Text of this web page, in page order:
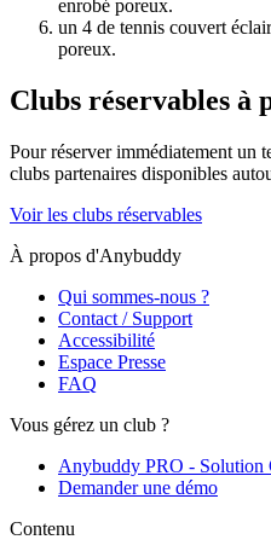
enrobé poreux.
un 4 de tennis couvert
poreux.
Clubs réservables à
Pour réserver immédiatement un
clubs partenaires disponibles
Voir les clubs réservables
À propos d'Anybuddy
Qui sommes-nous ?
Contact / Support
Accessibilité
Espace Presse
FAQ
Vous gérez un club ?
Anybuddy PRO - Solution
Demander une démo
Contenu